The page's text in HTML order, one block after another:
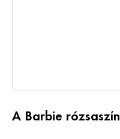
A Barbie rózsaszín